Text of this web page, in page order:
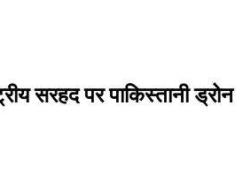
सरहद पर पाकिस्तानी ड्रोन